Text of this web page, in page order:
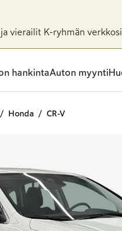
vierailit K-ryhmän
hankintaAuton myynti
Honda CR-V